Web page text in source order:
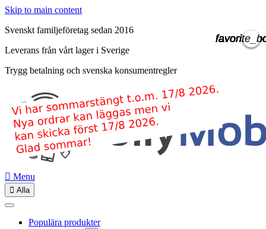
Skip to main content
Svenskt familjeföretag sedan 2016
Leverans från vårt lager i Sverige
Trygg betalning och svenska konsumentregler
 Menu
 Alla
Populära produkter